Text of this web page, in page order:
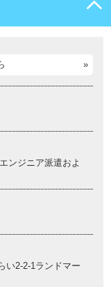
ンジニア派遣およ
い2-2-1ランドマー